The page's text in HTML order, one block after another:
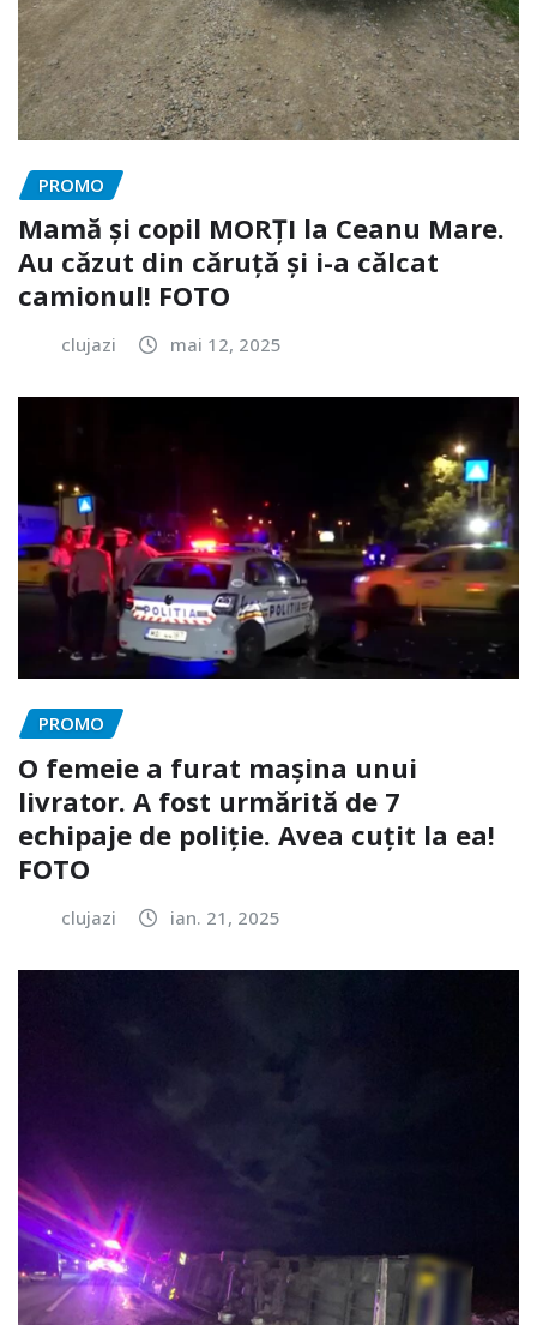
PROMO
Mamă și copil MORȚI la Ceanu Mare.
Au căzut din căruță și i-a călcat
camionul! FOTO
clujazi mai 12, 2025
PROMO
O femeie a furat mașina unui
livrator. A fost urmărită de 7
echipaje de poliție. Avea cuțit la ea!
FOTO
clujazi ian. 21, 2025